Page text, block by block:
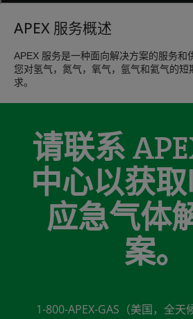
APEX 服务概述
APEX 服务是一种面向解决方案的服务和
您对氢气，氮气，氧气，氩气和氦气的短
求。
请联系
中心以获
应急气体
案。
1-800-APEX-GAS（美国，全天